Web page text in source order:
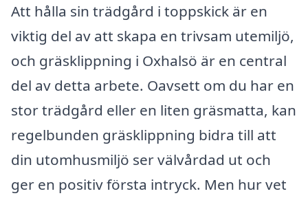
Att hålla sin trädgård i toppskick är en
viktig del av att skapa en trivsam utemiljö,
och gräsklippning i Oxhalsö är en central
del av detta arbete. Oavsett om du har en
stor trädgård eller en liten gräsmatta, kan
regelbunden gräsklippning bidra till att
din utomhusmiljö ser välvårdad ut och
ger en positiv första intryck. Men hur vet